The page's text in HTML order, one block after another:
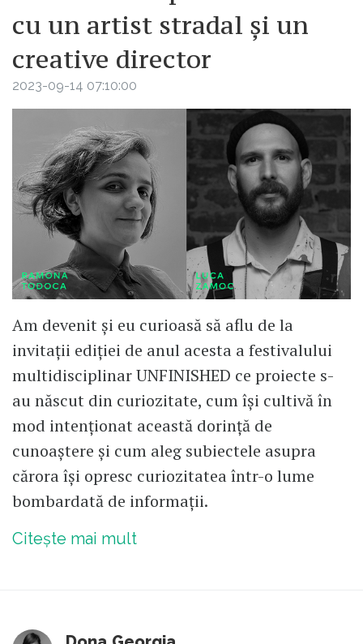
cu un artist stradal și un
creative director
2023-09-14 07:10:00
Am devenit și eu curioasă să aflu de la
invitații ediției de anul acesta a festivalului
multidisciplinar UNFINISHED ce proiecte s-
au născut din curiozitate, cum își cultivă în
mod intenționat această dorință de
cunoaștere și cum aleg subiectele asupra
cărora își opresc curiozitatea într-o lume
bombardată de informații.
Citește mai mult